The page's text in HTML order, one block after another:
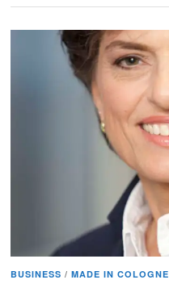
BUSINESS / MADE IN COLOGNE